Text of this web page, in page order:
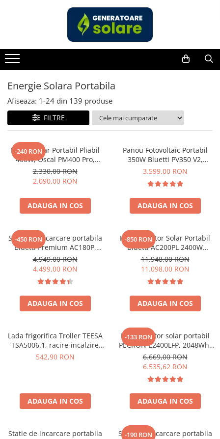
Acasa
Statii de Alimentare Portabile
Pana in 1000W
Intre 1000-2000W
Intre 2000-3000W
Peste 3000W
Cauta dupa marca
Bluetti
EcoFlow
Jackery
Pecron
Xtorm
Vezi toate statiile
Accesorii Statii de Alimentare
Kituri Generatoare Solare
Pana in 1000W
Intre 2000-3000W
Peste 3000W
Cauta dupa marca
Anker
Jackery
Oscal
Energie Solara Portabila
Afiseaza: 1-24 din 139 produse
FILTRE
-240 RON
Panou Solar Portabil Pliabil
400W, Oscal PM400 Pro,
Monocristalin, ETFE, IP67
2.330,00 RON
2.090,00 RON
ADAUGA IN COS
Panou Fotovoltaic Portabil
350W Bluetti PV350 V2,
Monocristalin, MC4, ETFE,
3.599,00 RON
ADAUGA IN COS
-450 RON
Statie de incarcare portabila
Bluetti Premium AC180P,
Ecran LCD, 1800W, 1440Wh,
LiFePO4, Putere varf 2700W
4.949,00 RON
4.499,00 RON
ADAUGA IN COS
-850 RON
Kit Generator Solar Portabil
Bluetti AC200PL 2400W
2304Wh cu panou 350W
11.948,00 RON
11.098,00 RON
ADAUGA IN COS
Lada frigorifica Troller TEESA
TSA5006.1, racire-incalzire
35L, alimentare bricheta auto
542,90 RON
ADAUGA IN COS
-133 RON
Kit generator solar portabil
PECRON E2400LFP, 2048Wh,
2400W, 230V, Incarcare super
rapida, LiFePO4, Controler
MPPT dublu, Protectie BMS +
Panou solar 200W
6.669,00 RON
6.535,62 RON
ADAUGA IN COS
Statie de incarcare portabila
-190 RON
Statie de incarcare portabila